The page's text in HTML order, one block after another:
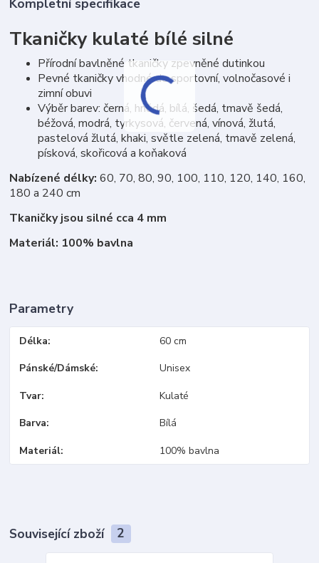
Kompletní specifikace
Tkaničky kulaté bílé silné
Přírodní bavlněné tkaničky zpevněné dutinkou
Pevné tkaničky vhodné do sportovní, volnočasové i
zimní obuvi
Výběr barev: černá, hnědá, bílá, šedá, tmavě šedá,
béžová, modrá, tyrkysová, červená, vínová, žlutá,
pastelová žlutá, khaki, světle zelená, tmavě zelená,
písková, skořicová a koňaková
Nabízené délky: 60, 70, 80, 90, 100, 110, 120, 140, 160,
180 a 240 cm
Tkaničky jsou silné cca 4 mm
Materiál: 100% bavlna
Parametry
Délka 60 cm
Pánské/Dámské Unisex
Tvar Kulaté
Barva Bílá
Materiál 100% bavlna
Související zboží 2